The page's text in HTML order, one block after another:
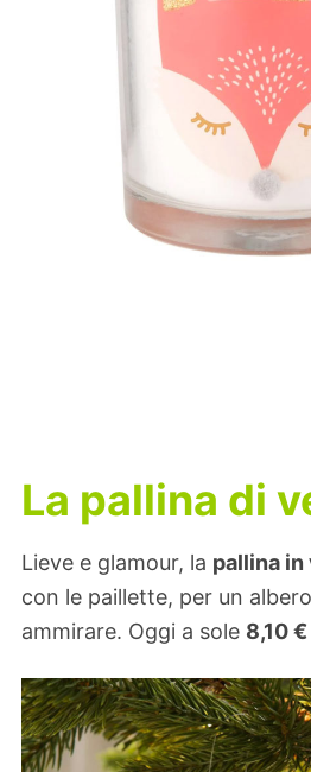
La pallina di
Lieve e glamour, la pallina
con le paillette, per un
ammirare. Oggi a sole 8,10